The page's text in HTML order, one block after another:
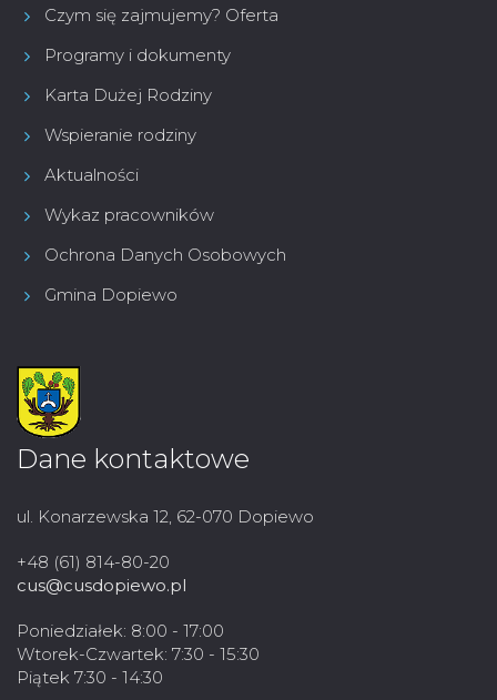
Czym się zajmujemy? Oferta
Programy i dokumenty
Karta Dużej Rodziny
Wspieranie rodziny
Aktualności
Wykaz pracowników
Ochrona Danych Osobowych
Gmina Dopiewo
Dane kontaktowe
ul. Konarzewska 12, 62-070 Dopiewo
+48 (61) 814-80-20
cus@cusdopiewo.pl
Poniedziałek: 8:00 - 17:00
Wtorek-Czwartek: 7:30 - 15:30
Piątek 7:30 - 14:30